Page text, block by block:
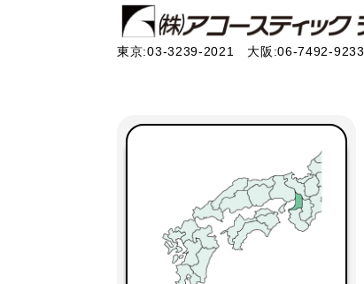
東京:03-3239-2021 大阪:06-7492-9233